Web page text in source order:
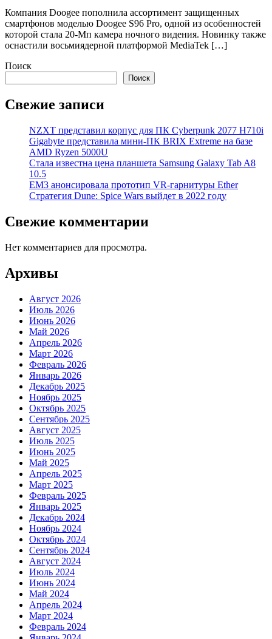
Компания Doogee пополнила ассортимент защищенных
смартфонов моделью Doogee S96 Pro, одной из особенностей
которой стала 20-Мп камера ночного видения. Новинку также
оснастили восьмиядерной платформой MediaTek […]
Поиск
Поиск
Свежие записи
NZXT представил корпус для ПК Cyberpunk 2077 H710i
Gigabyte представила мини-ПК BRIX Extreme на базе
AMD Ryzen 5000U
Стала известна цена планшета Samsung Galaxy Tab A8
10.5
EM3 анонсировала прототип VR-гарнитуры Ether
Стратегия Dune: Spice Wars выйдет в 2022 году
Свежие комментарии
Нет комментариев для просмотра.
Архивы
Август 2026
Июль 2026
Июнь 2026
Май 2026
Апрель 2026
Март 2026
Февраль 2026
Январь 2026
Декабрь 2025
Ноябрь 2025
Октябрь 2025
Сентябрь 2025
Август 2025
Июль 2025
Июнь 2025
Май 2025
Апрель 2025
Март 2025
Февраль 2025
Январь 2025
Декабрь 2024
Ноябрь 2024
Октябрь 2024
Сентябрь 2024
Август 2024
Июль 2024
Июнь 2024
Май 2024
Апрель 2024
Март 2024
Февраль 2024